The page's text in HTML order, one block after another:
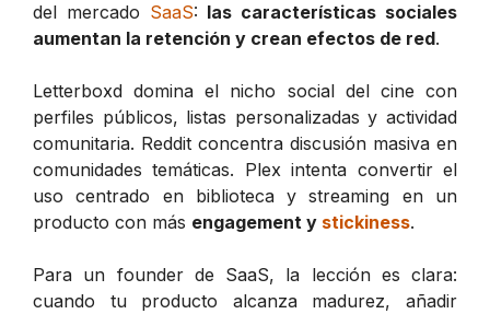
del mercado SaaS: las características sociales
aumentan la retención y crean efectos de red.
Letterboxd domina el nicho social del cine con
perfiles públicos, listas personalizadas y actividad
comunitaria. Reddit concentra discusión masiva en
comunidades temáticas. Plex intenta convertir el
uso centrado en biblioteca y streaming en un
producto con más engagement y stickiness.
Para un founder de SaaS, la lección es clara:
cuando tu producto alcanza madurez, añadir